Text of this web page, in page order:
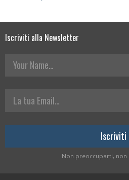
Iscriviti alla Newsletter
Your Name
La tua Email
Non preoccuparti, non